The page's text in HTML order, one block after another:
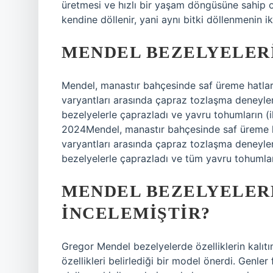
üretmesi ve hızlı bir yaşam döngüsüne sahip
kendine döllenir, yani aynı bitki döllenmenin
MENDEL
Mendel, manastır bahçesinde saf üreme
varyantları arasında çapraz tozlaşma
bezelyelerle çaprazladı ve yavru tohumların
2024Mendel, manastır bahçesinde saf
varyantları arasında çapraz tozlaşma
bezelyelerle çaprazladı ve tüm yavru
MENDEL
INCELEMIŞTIR?
Gregor Mendel bezelyelerde özelliklerin
özellikleri belirlediği bir model önerdi. Genler